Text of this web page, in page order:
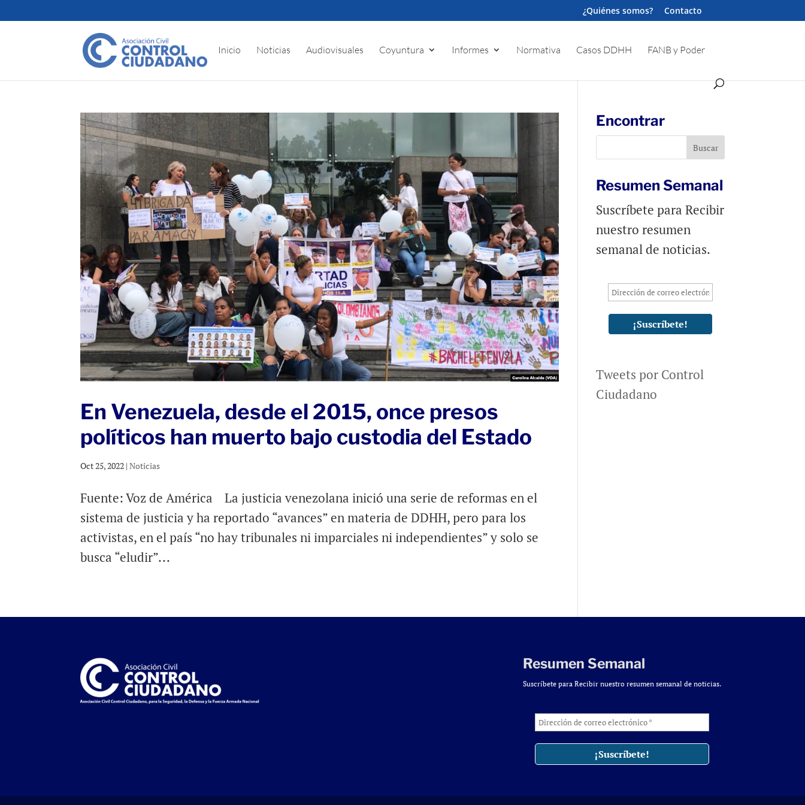
¿Quiénes somos? Contacto
Inicio Noticias Audiovisuales Coyuntura Informes Normativa Casos DDHH FANB y Poder
En Venezuela, desde el 2015, once presos
políticos han muerto bajo custodia del Estado
Oct 25, 2022 |Noticias
Fuente: Voz de América La justicia venezolana inició una serie de reformas en el
sistema de justicia y ha reportado “avances” en materia de DDHH, pero para los
activistas, en el país “no hay tribunales ni imparciales ni independientes” y solo se
busca “eludir”...
Encontrar
Resumen Semanal
Suscríbete para Recibir
nuestro resumen
semanal de noticias.
Tweets por Control
Ciudadano
Resumen Semanal
Suscríbete para Recibir nuestro resumen semanal de noticias.